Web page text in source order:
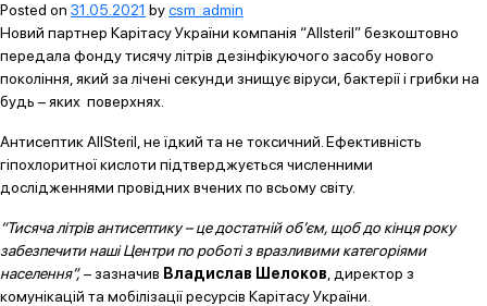
Posted on 31.05.2021 bycsm_admin
Новий партнер Карітасу України компанія “Allsteril” безкоштовно
передала фонду тисячу літрів дезінфікуючого засобу нового
покоління, який за лічені секунди знищує віруси, бактерії і грибки на
будь – яких поверхнях.
Антисептик AllSteril, не їдкий та не токсичний. Ефективність
гіпохлоритної кислоти підтверджується численними
дослідженнями провідних вчених по всьому світу.
“Тисяча літрів антисептику – це достатній об’єм, щоб до кінця року
забезпечити наші Центри по роботі з вразливими категоріями
населення”,– зазначив Владислав Шелоков , директор з
комунікацій та мобілізації ресурсів Карітасу України.